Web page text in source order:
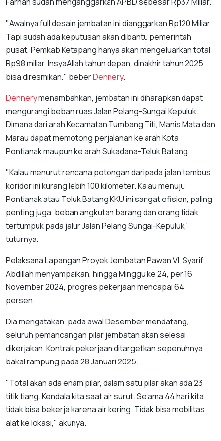
"Awalnya full desain jembatan ini dianggarkan Rp120 Miliar.
Tapi sudah ada keputusan akan dibantu pemerintah
pusat, Pemkab Ketapang hanya akan mengeluarkan total
Rp98 miliar, InsyaAllah tahun depan, dinakhir tahun 2025
bisa diresmikan," beberDennery.
Dennerymenambahkan, jembatan ini diharapkan dapat
mengurangi beban ruas Jalan Pelang-Sungai Kepuluk.
Dimana dari arah Kecamatan Tumbang Titi, Manis Mata dan
Marau dapat memotong perjalanan ke arah Kota
Pontianak maupun ke arah Sukadana-Teluk Batang.
"Kalau menurut rencana potongan daripada jalan tembus
koridor ini kurang lebih 100 kilometer. Kalau menuju
Pontianak atau Teluk Batang KKU ini sangat efisien, paling
penting juga, beban angkutan barang dan orang tidak
tertumpuk pada jalur Jalan Pelang Sungai-Kepuluk,'
tuturnya.
Pelaksana Lapangan Proyek Jembatan Pawan VI, Syarif
Abdillah menyampaikan, hingga Minggu ke 24, per 16
November 2024, progres pekerjaan mencapai 64
persen.
Dia mengatakan, pada awal Desember mendatang,
seluruh pemancangan pilar jembatan akan selesai
dikerjakan. Kontrak pekerjaan ditargetkan sepenuhnya
bakal rampung pada 28 Januari 2025.
"Total akan ada enam pilar, dalam satu pilar akan ada 23
titik tiang. Kendala kita saat air surut. Selama 44 hari kita
tidak bisa bekerja karena air kering. Tidak bisa mobilitas
alat ke lokasi," akunya.